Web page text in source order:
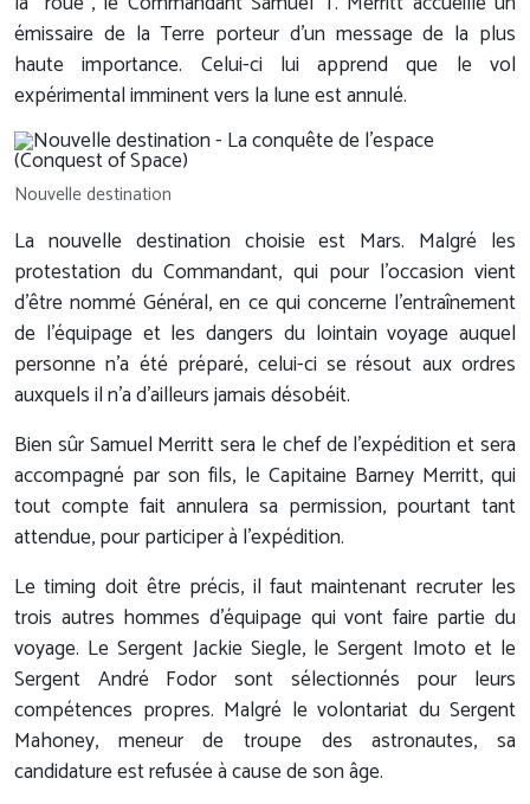
émissaire de la Terre porteur d'un message de la plus
haute importance. Celui-ci lui apprend que le vol
expérimental imminent vers la lune est annulé.
Nouvelle destination
La nouvelle destination choisie est Mars. Malgré les
protestation du Commandant, qui pour l'occasion vient
d'être nommé Général, en ce qui concerne l'entraînement
de l'équipage et les dangers du lointain voyage auquel
personne n'a été préparé, celui-ci se résout aux ordres
auxquels il n'a d'ailleurs jamais désobéit.
Bien sûr Samuel Merritt sera le chef de l'expédition et sera
accompagné par son fils, le Capitaine Barney Merritt, qui
tout compte fait annulera sa permission, pourtant tant
attendue, pour participer à l'expédition.
Le timing doit être précis, il faut maintenant recruter les
trois autres hommes d'équipage qui vont faire partie du
voyage. Le Sergent Jackie Siegle, le Sergent Imoto et le
Sergent André Fodor sont sélectionnés pour leurs
compétences propres. Malgré le volontariat du Sergent
Mahoney, meneur de troupe des astronautes, sa
candidature est refusée à cause de son âge.